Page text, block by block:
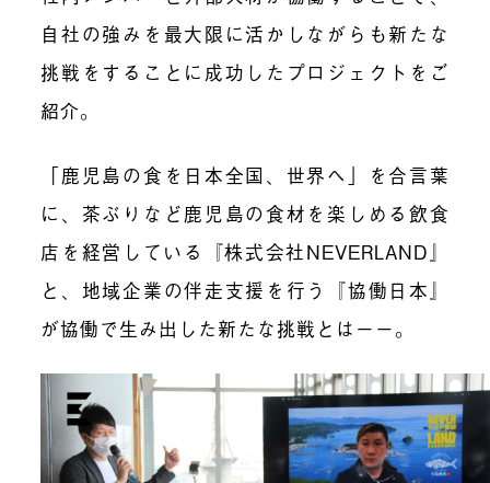
自社の強みを最大限に活かしながらも新たな
挑戦をすることに成功したプロジェクトをご
紹介。
「鹿児島の食を日本全国、世界へ」を合言葉
に、茶ぶりなど鹿児島の食材を楽しめる飲食
店を経営している『株式会社NEVERLAND』
と、地域企業の伴走支援を行う『協働日本』
が協働で生み出した新たな挑戦とはーー。